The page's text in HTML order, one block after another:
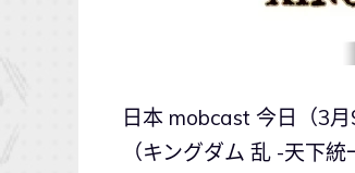
日本 mobcast 今日（3
（キングダム 乱 -天下